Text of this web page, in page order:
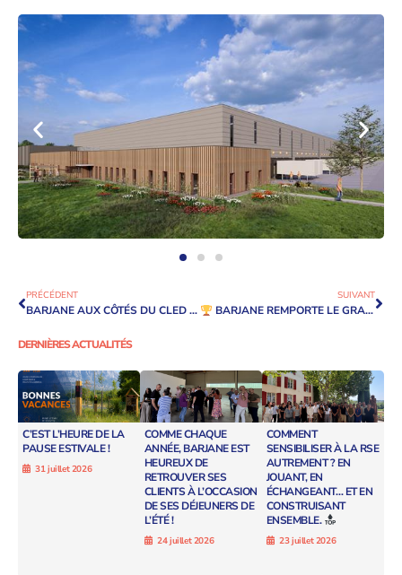
PRÉCÉDENT
BARJANE AUX CÔTÉS DU CLED – LE CLUB DES ENTREPRENEURS EN DRACENIE POUR CÉLÉBRER L’ÉCONOMIE LOCALE EN DRACÉNIE !
SUIVANT
BARJANE REMPORTE LE GRAND PRIX SIMI DANS LA CATÉGORIE IMMEUBLE LOGISTIQUE ET MESSAGERIE !
DERNIÈRES ACTUALITÉS
C’EST L’HEURE DE LA
PAUSE ESTIVALE !
31 juillet 2026
COMME CHAQUE
ANNÉE, BARJANE EST
HEUREUX DE
RETROUVER SES
CLIENTS À L’OCCASION
DE SES DÉJEUNERS DE
L’ÉTÉ !
24 juillet 2026
COMMENT
SENSIBILISER À LA RSE
AUTREMENT ? EN
JOUANT, EN
ÉCHANGEANT… ET EN
CONSTRUISANT
ENSEMBLE.
23 juillet 2026